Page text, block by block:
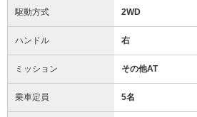
駆動方式 2WD
ハンドル 右
ミッション その他AT
乗車定員 5名